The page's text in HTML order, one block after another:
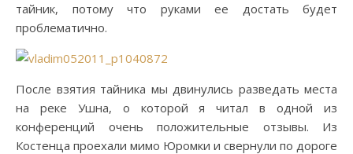
тайник, потому что руками ее достать будет
проблематично.
После взятия тайника мы двинулись разведать места
на реке Ушна, о которой я читал в одной из
конференций очень положительные отзывы. Из
Костенца проехали мимо Юромки и свернули по дороге